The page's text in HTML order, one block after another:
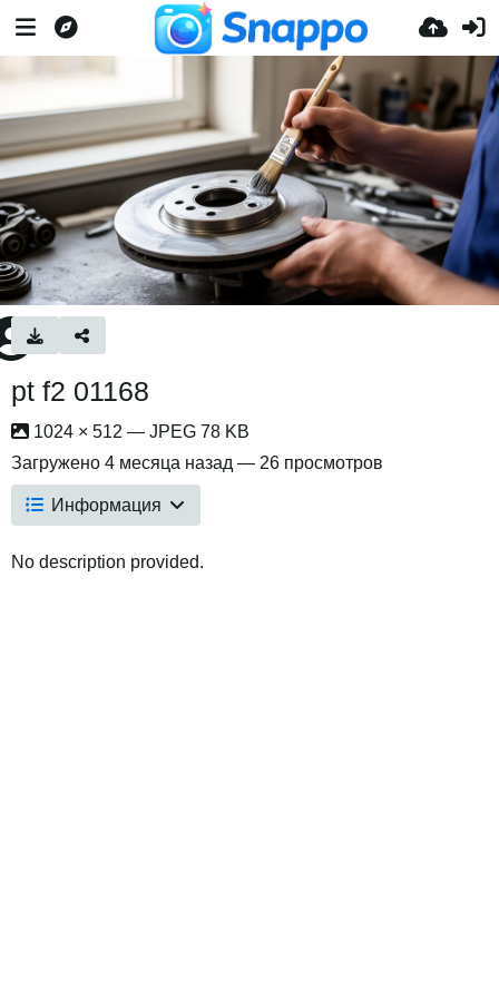
pt f2 01168
1024 × 512 — JPEG 78 KB
Загружено 4 месяца назад — 26 просмотров
Информация
No description provided.